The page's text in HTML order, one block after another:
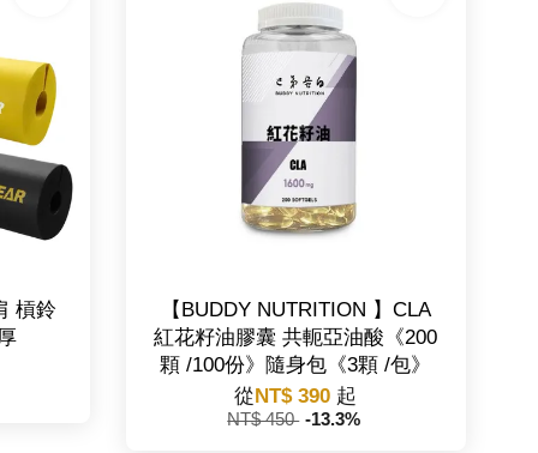
槓鈴
【BUDDY NUTRITION 】CLA
紅花籽油膠囊 共軛亞油酸《200
顆 /100份》隨身包《3顆 /包》
從NT$ 390 起
NT$ 450 -13.3%